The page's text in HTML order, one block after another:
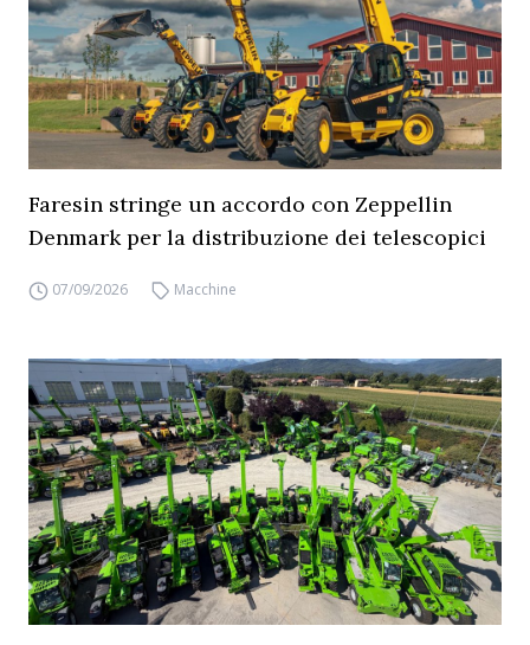
Faresin stringe un accordo con Zeppellin
Denmark per la distribuzione dei telescopici
07/09/2026 Macchine